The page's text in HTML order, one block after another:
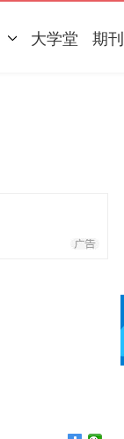
大学堂 期刊